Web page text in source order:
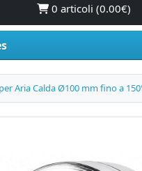
0 articoli (0.00€)
Aria Calda Ø100 mm fino a